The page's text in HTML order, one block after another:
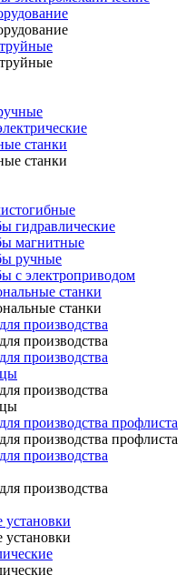
станки
станки
гидравлические
магнитные
ручные
с электроприводом
станки
станки
производства
производства
производства
производства
производства профлиста
производства профлиста
производства
производства
установки
установки